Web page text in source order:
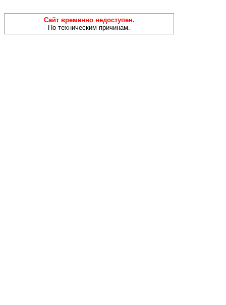
Сайт временно недоступен.
По техническим причинам.